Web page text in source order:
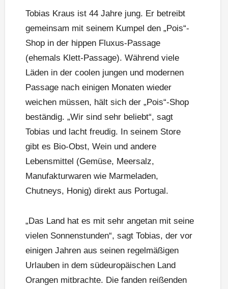
Tobias Kraus ist 44 Jahre jung. Er betreibt
gemeinsam mit seinem Kumpel den „Pois“-
Shop in der hippen Fluxus-Passage
(ehemals Klett-Passage). Während viele
Läden in der coolen jungen und modernen
Passage nach einigen Monaten wieder
weichen müssen, hält sich der „Pois“-Shop
beständig. „Wir sind sehr beliebt“, sagt
Tobias und lacht freudig. In seinem Store
gibt es Bio-Obst, Wein und andere
Lebensmittel (Gemüse, Meersalz,
Manufakturwaren wie Marmeladen,
Chutneys, Honig) direkt aus Portugal.
„Das Land hat es mit sehr angetan mit seine
vielen Sonnenstunden“, sagt Tobias, der vor
einigen Jahren aus seinen regelmäßigen
Urlauben in dem südeuropäischen Land
Orangen mitbrachte. Die fanden reißenden